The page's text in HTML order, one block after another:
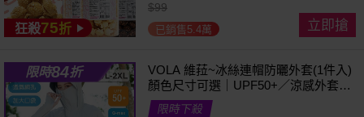
狂殺75折
$99
已銷售5.4萬 立即搶
限時84折
VOLA 維菈~冰絲連帽防曬外套(1件入)
顏色尺寸可選｜UPF50+／涼感外套／
可拆帽簷／馬尾孔設計／機車族防曬
限時下殺